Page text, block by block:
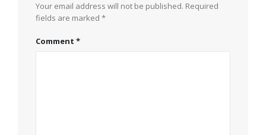
Your email address will not be published. Required
fields are marked *
Comment *